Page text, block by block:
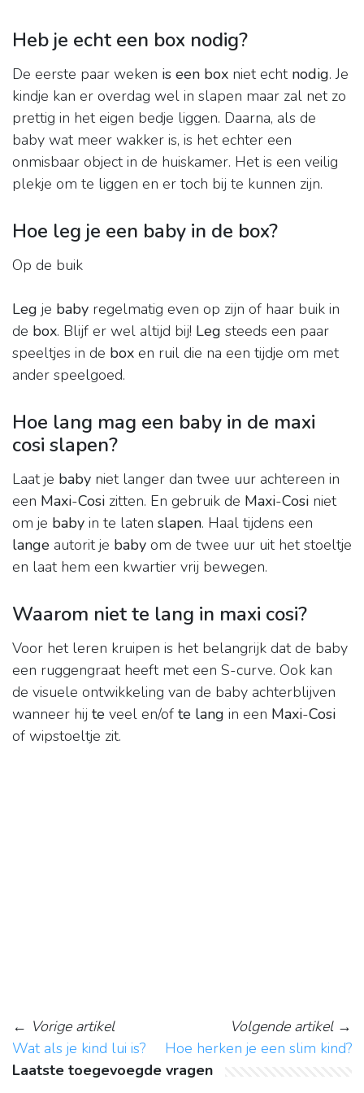
Heb je echt een box nodig?
De eerste paar weken is een box niet echt nodig. Je
kindje kan er overdag wel in slapen maar zal net zo
prettig in het eigen bedje liggen. Daarna, als de
baby wat meer wakker is, is het echter een
onmisbaar object in de huiskamer. Het is een veilig
plekje om te liggen en er toch bij te kunnen zijn.
Hoe leg je een baby in de box?
Op de buik
Leg je baby regelmatig even op zijn of haar buik in
de box. Blijf er wel altijd bij! Leg steeds een paar
speeltjes in de box en ruil die na een tijdje om met
ander speelgoed.
Hoe lang mag een baby in de maxi
cosi slapen?
Laat je baby niet langer dan twee uur achtereen in
een Maxi-Cosi zitten. En gebruik de Maxi-Cosi niet
om je baby in te laten slapen. Haal tijdens een
lange autorit je baby om de twee uur uit het stoeltje
en laat hem een kwartier vrij bewegen.
Waarom niet te lang in maxi cosi?
Voor het leren kruipen is het belangrijk dat de baby
een ruggengraat heeft met een S-curve. Ook kan
de visuele ontwikkeling van de baby achterblijven
wanneer hij te veel en/of te lang in een Maxi-Cosi
of wipstoeltje zit.
← Vorige artikel
Wat als je kind lui is?
Volgende artikel→
Hoe herken je een slim kind?
Laatste toegevoegde vragen